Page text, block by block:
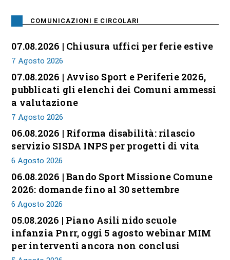
COMUNICAZIONI E CIRCOLARI
07.08.2026 | Chiusura uffici per ferie estive
7 Agosto 2026
07.08.2026 | Avviso Sport e Periferie 2026,
pubblicati gli elenchi dei Comuni ammessi
a valutazione
7 Agosto 2026
06.08.2026 | Riforma disabilità: rilascio
servizio SISDA INPS per progetti di vita
6 Agosto 2026
06.08.2026 | Bando Sport Missione Comune
2026: domande fino al 30 settembre
6 Agosto 2026
05.08.2026 | Piano Asili nido scuole
infanzia Pnrr, oggi 5 agosto webinar MIM
per interventi ancora non conclusi